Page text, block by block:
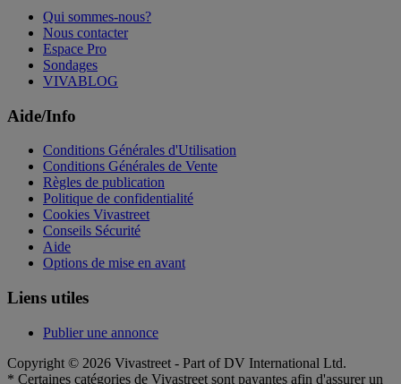
Qui sommes-nous?
Nous contacter
Espace Pro
Sondages
VIVABLOG
Aide/Info
Conditions Générales d'Utilisation
Conditions Générales de Vente
Règles de publication
Politique de confidentialité
Cookies Vivastreet
Conseils Sécurité
Aide
Options de mise en avant
Liens utiles
Publier une annonce
Copyright © 2026 Vivastreet - Part of DV International Ltd.
* Certaines catégories de Vivastreet sont payantes afin d'assurer un